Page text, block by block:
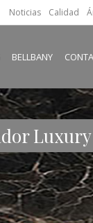
Noticias Calidad
BELLBANY
Luxury